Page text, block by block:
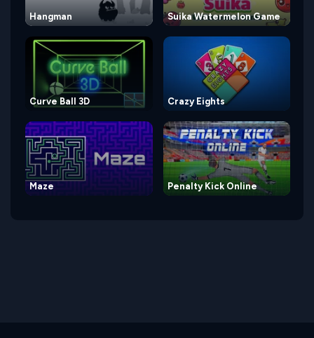
Hangman Suika Watermelon Game
Curve Ball 3D Crazy Eights
Maze Penalty Kick Online